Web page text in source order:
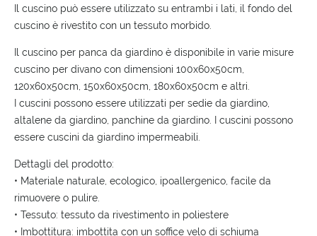
Il cuscino può essere utilizzato su entrambi i lati, il fondo del
cuscino è rivestito con un tessuto morbido.
Il cuscino per panca da giardino è disponibile in varie misure
cuscino per divano con dimensioni 100x60x50cm,
120x60x50cm, 150x60x50cm, 180x60x50cm e altri.
I cuscini possono essere utilizzati per sedie da giardino,
altalene da giardino, panchine da giardino. I cuscini possono
essere cuscini da giardino impermeabili.
Dettagli del prodotto:
• Materiale naturale, ecologico, ipoallergenico, facile da
rimuovere o pulire.
• Tessuto: tessuto da rivestimento in poliestere
• Imbottitura: imbottita con un soffice velo di schiuma